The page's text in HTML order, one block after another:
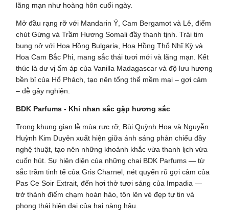
lãng mạn như hoàng hôn cuối ngày.
Mở đầu rạng rỡ với Mandarin Ý, Cam Bergamot và Lê, điểm
chút Gừng và Trầm Hương Somali đầy thanh tịnh. Trái tim
bung nở với Hoa Hồng Bulgaria, Hoa Hồng Thổ Nhĩ Kỳ và
Hoa Cam Bắc Phi, mang sắc thái tươi mới và lãng mạn. Kết
thúc là dư vị ấm áp của Vanilla Madagascar và độ lưu hương
bền bỉ của Hổ Phách, tạo nên tổng thể mềm mại – gợi cảm
– dễ gây nghiện.
BDK Parfums - Khi nhan sắc gặp hương sắc
Trong khung gian lễ mùa rực rỡ, Bùi Quỳnh Hoa và Nguyễn
Huỳnh Kim Duyên xuất hiện giữa ánh sáng phản chiếu đầy
nghệ thuật, tạo nên những khoảnh khắc vừa thanh lịch vừa
cuốn hút. Sự hiện diện của những chai BDK Parfums — từ
sắc trầm tinh tế của Gris Charnel, nét quyến rũ gợi cảm của
Pas Ce Soir Extrait, đến hơi thở tươi sáng của Impadia —
trở thành điểm chạm hoàn hảo, tôn lên vẻ đẹp tự tin và
phong thái hiện đại của hai nàng hậu.